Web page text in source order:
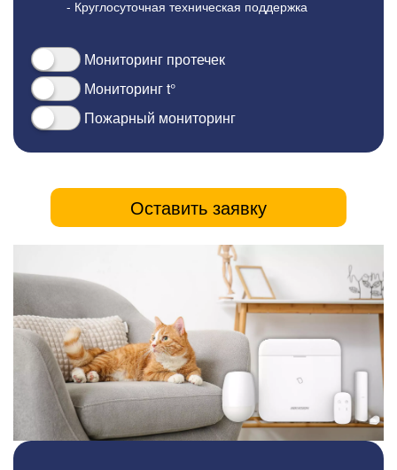
- Круглосуточная техническая поддержка
Мониторинг протечек
Мониторинг t°
Пожарный мониторинг
Оставить заявку